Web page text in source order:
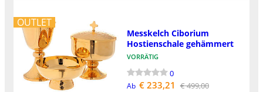
OUTLET
Messkelch Ciborium
Hostienschale gehämmert
VORRÄTIG
0
Ab € 233,21 € 499,00